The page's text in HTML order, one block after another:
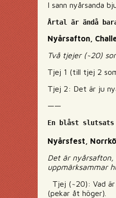
I sann nyårsanda
Årtal är ändå
Nyårsafton,
Två tjejer (~20)
Tjej 1 (till tjej 2
Tjej 2: Det är ju
——
En blåst slutsats
Nyårsfest,
Det är
uppmärksammar
Tjej (~20): Vad
(pekar åt höger).